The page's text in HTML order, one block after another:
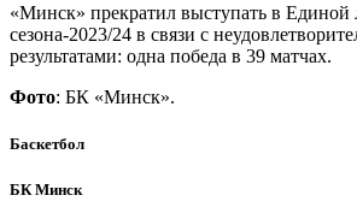
«Минск» прекратил выступать в Единой
сезона-2023/24 в связи с
результатами: одна победа в 39 матчах.
Фото: БК «Минск».
Баскетбол
БК Минск